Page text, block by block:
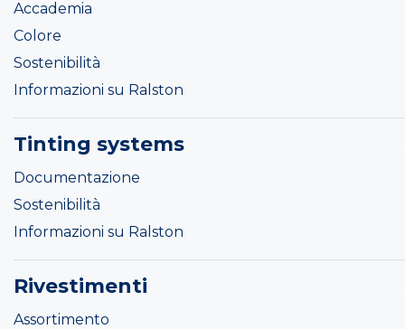
Accademia
Colore
Sostenibilità
Informazioni su Ralston
Tinting systems
Documentazione
Sostenibilità
Informazioni su Ralston
Rivestimenti
Assortimento